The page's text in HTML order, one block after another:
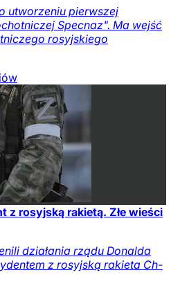
utworzeniu pierwszej
Specnaz". Ma wejść
rosyjskiego
z rosyjską rakietą. Złe wieści
działania rządu Donalda
z rosyjską rakieta Ch-